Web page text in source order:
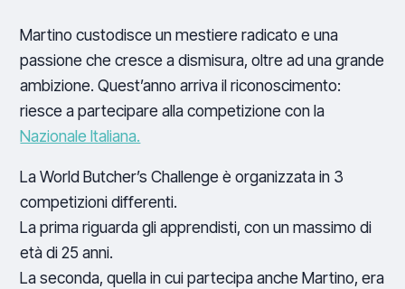
Martino custodisce un mestiere radicato e una
passione che cresce a dismisura, oltre ad una grande
ambizione. Quest’anno arriva il riconoscimento:
riesce a partecipare alla competizione con la
Nazionale Italiana.
La World Butcher’s Challenge è organizzata in 3
competizioni differenti.
La prima riguarda gli apprendisti, con un massimo di
età di 25 anni.
La seconda, quella in cui partecipa anche Martino, era